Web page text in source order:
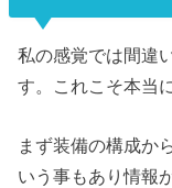
私の感覚では間違
す。これこそ本当
まず装備の構成か
いう事もあり情報